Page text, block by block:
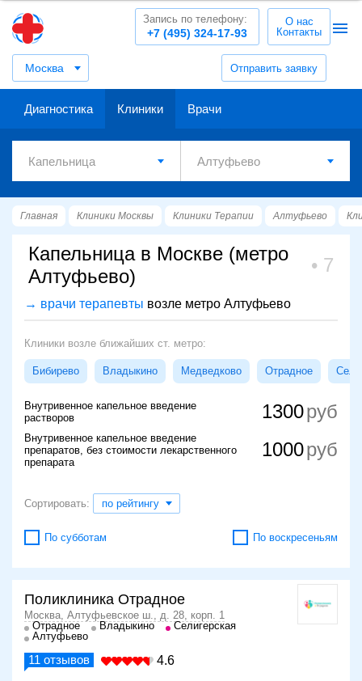
Москва Отправить заявку
+7 (495) 324-17-93
Запись по телефону:
О нас
Контакты
Диагностика Клиники Врачи
Главная Клиники Москвы Клиники Терапии Алтуфьево
Капельница в Москве (метро
Алтуфьево)
7
→ врачи терапевты возле метро Алтуфьево
Клиники возле ближайших ст. метро:
Бибирево Владыкино Медведково Отрадное
Внутривенное капельное введение
растворов
1300
Внутривенное капельное введение
препаратов, без стоимости лекарственного
препарата
1000
Сортировать: по рейтингу
По субботам По воскресеньям
Поликлиника Отрадное
Москва, Алтуфьевское ш., д. 28, корп. 1
Отрадное
Владыкино
Селигерская
Алтуфьево
11 отзывов 4.6